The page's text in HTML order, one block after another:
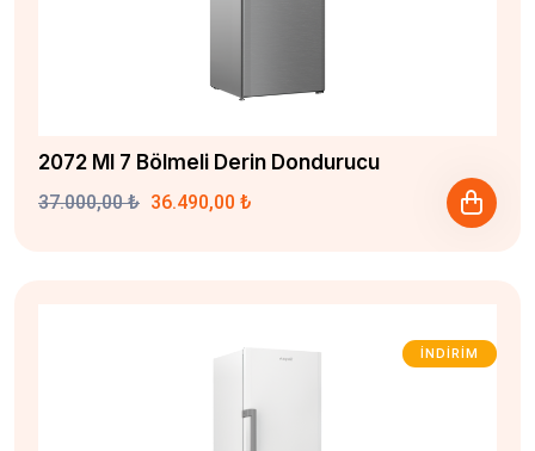
2072 MI 7 Bölmeli Derin Dondurucu
37.000,00 ₺ 36.490,00 ₺
İNDIRIM